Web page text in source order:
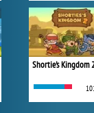
Shortie's Kingdom